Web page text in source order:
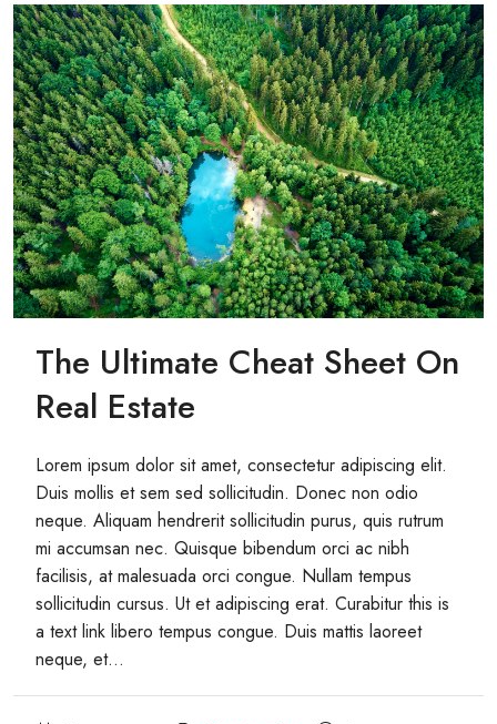
The Ultimate Cheat Sheet On
Real Estate
Lorem ipsum dolor sit amet, consectetur adipiscing elit.
Duis mollis et sem sed sollicitudin. Donec non odio
neque. Aliquam hendrerit sollicitudin purus, quis rutrum
mi accumsan nec. Quisque bibendum orci ac nibh
facilisis, at malesuada orci congue. Nullam tempus
sollicitudin cursus. Ut et adipiscing erat. Curabitur this is
a text link libero tempus congue. Duis mattis laoreet
neque, et...